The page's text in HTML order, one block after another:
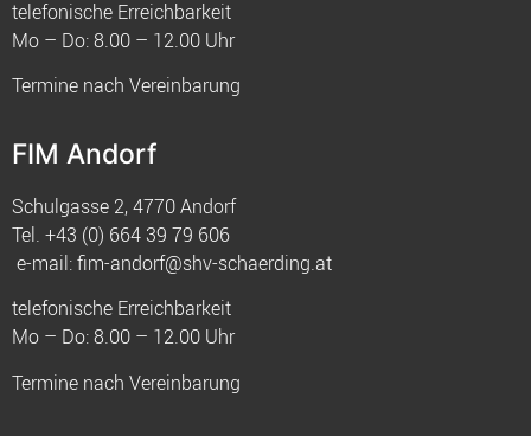
telefonische Erreichbarkeit
Mo – Do: 8.00 – 12.00 Uhr
Termine nach Vereinbarung
FIM Andorf
Schulgasse 2, 4770 Andorf
Tel. +43 (0) 664 39 79 606
e-mail:fim-andorf@shv-schaerding.at
telefonische Erreichbarkeit
Mo – Do: 8.00 – 12.00 Uhr
Termine nach Vereinbarung